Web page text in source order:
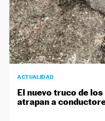
ACTUALIDAD
El nuevo truco de
atrapan a